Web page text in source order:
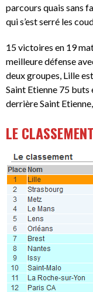
parcours quais sans
qui s’est serré les
15 victoires en 19
meilleure défense
deux groupes, Lille
Saint Etienne 75
derrière Saint
LE